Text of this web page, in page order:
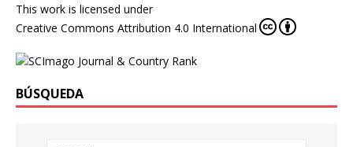
This work is licensed under
Creative Commons Attribution 4.0 International
BÚSQUEDA